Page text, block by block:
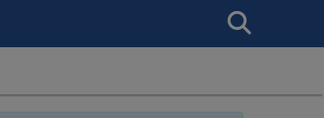
Search
This